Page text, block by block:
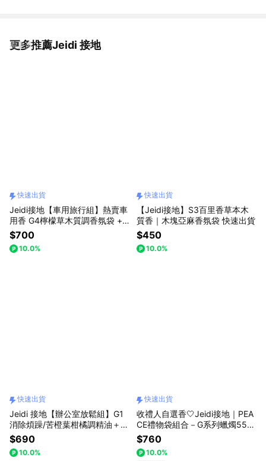
更多推薦Jeidi 接地
看更多
快速出貨
Jeidi接地【車用旅行組】熱賣車
用香 G4檸檬草木質調香氛袋 +
G8馬鞭草木質調補充包 快速出
貨
$700
10.0%
快速出貨
【Jeidi接地】S3百里香草本木
質香｜木塊亞麻香氛袋 快速出貨
$450
10.0%
快速出貨
Jeidi 接地【辦公室放鬆組】G1
消除煩躁/苦橙葉柑橘調精油＋磨
石子擴香石 快速出貨
$690
10.0%
快速出貨
收禮人自選香🤍Jeidi接地｜PEA
CE禮物袋組合－G系列蠟燭55g
&放鬆噴霧50ml（客製化卡片／
暖心送禮／快速出貨）
$760
10.0%